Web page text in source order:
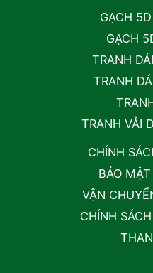
GẠCH
GẠCH
TRANH
TRANH
TRANH VẢI
CHÍNH
BẢO
VẬN
CHÍNH